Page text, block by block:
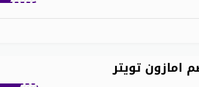
امازون تويتر